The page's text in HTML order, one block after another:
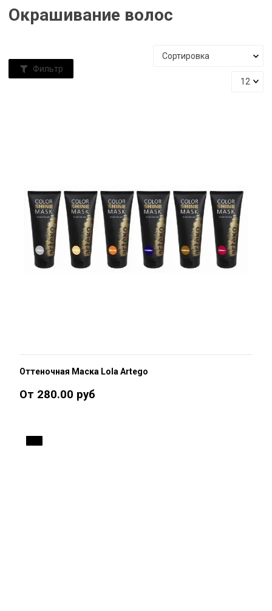
Окрашивание волос
Фильтр
Оттеночная Маска Lola Artego
От 280.00 руб